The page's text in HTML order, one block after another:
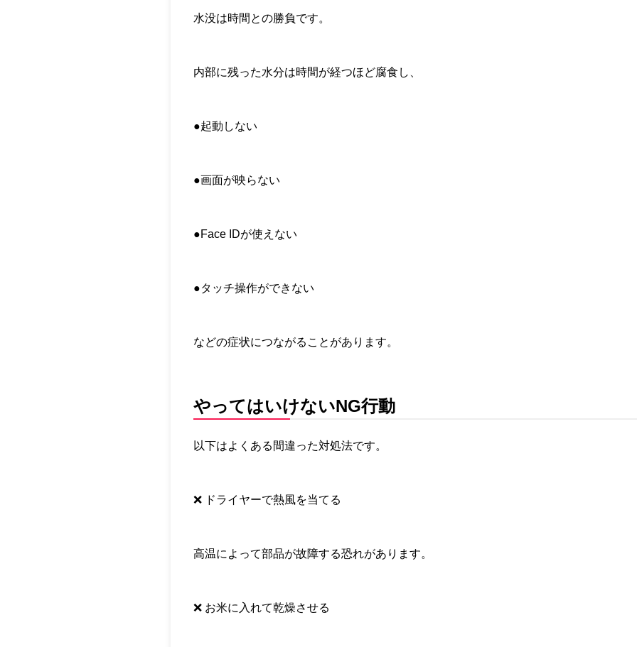
水没は時間との勝負です。
内部に残った水分は時間が経つほど腐食し、
●起動しない
●画面が映らない
●Face IDが使えない
●タッチ操作ができない
などの症状につながることがあります。
やってはいけないNG行動
以下はよくある間違った対処法です。
❌ ドライヤーで熱風を当てる
高温によって部品が故障する恐れがあります。
❌ お米に入れて乾燥させる